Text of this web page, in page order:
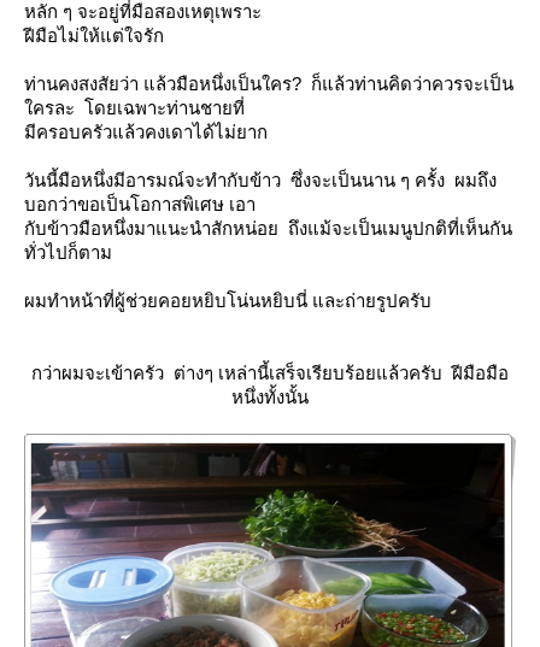
หลัก ๆ จะอยู่ที่มือสองเหตุเพราะ
ฝีมือไม่ให้แต่ใจรัก
ท่านคงสงสัยว่า แล้วมือหนึ่งเป็นใคร? ก็แล้วท่านคิดว่าควรจะเป็น
ครละ โดยเฉพาะท่านชายที่
มีครอบครัวแล้วคงเดาได้ไม่ยาก
วันนี้มือหนึ่งมีอารมณ์จะทำกับข้าว ซึ่งจะเป็นนาน ๆ ครั้ง ผมถึง
บอกว่าขอเป็นโอกาสพิเศษ เอา
กับข้าวมือหนึ่งมาแนะนำสักหน่อย ถึงแม้จะเป็นเมนูปกติที่เห็นกัน
ทั่วไปก็ตาม
ผมทำหน้าที่ผู้ช่วยคอยหยิบโน่นหยิบนี่ และถ่ายรูปครับ
กว่าผมจะเข้าครัว ต่างๆ เหล่านี้เสร็จเรียบร้อยแล้วครับ ฝีมือมือ
หนึ่งทั้งนั้น